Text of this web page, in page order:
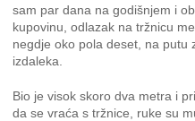
sam par dana na godišnjem i
kupovinu, odlazak na tržnicu
negdje oko pola deset, na putu
izdaleka.
Bio je visok skoro dva metra i
da se vraća s tržnice, ruke su